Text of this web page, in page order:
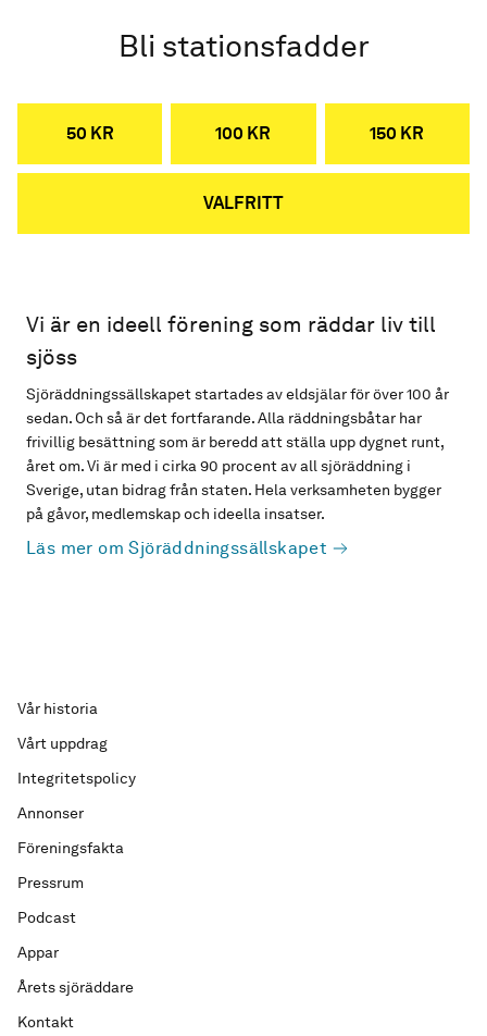
Bli stationsfadder
50 KR 100 KR 150 KR
VALFRITT
Vi är en ideell förening som räddar liv till
sjöss
Sjöräddningssällskapet startades av eldsjälar för över 100 år
sedan. Och så är det fortfarande. Alla räddningsbåtar har
frivillig besättning som är beredd att ställa upp dygnet runt,
året om. Vi är med i cirka 90 procent av all sjöräddning i
Sverige, utan bidrag från staten. Hela verksamheten bygger
på gåvor, medlemskap och ideella insatser.
Läs mer om Sjöräddningssällskapet
Vår historia
Vårt uppdrag
Integritetspolicy
Annonser
Föreningsfakta
Pressrum
Podcast
Appar
Årets sjöräddare
Kontakt